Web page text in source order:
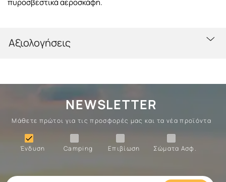
πυροσβεστικά αεροσκάφη.
Αξιολογήσεις
NEWSLETTER
Μάθετε πρώτοι για τις προσφορές μας και τα νέα προϊόντα
Σώματα Ασφ.
Επιβίωση
Camping
Ένδυση

Ένδυση
Το